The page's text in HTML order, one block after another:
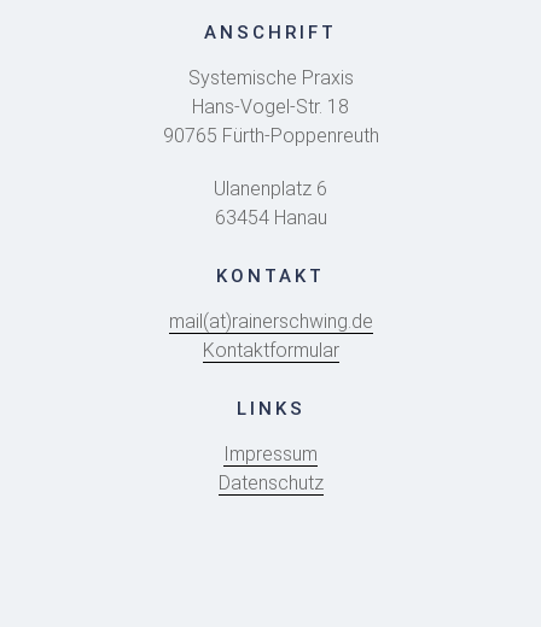
ANSCHRIFT
Systemische Praxis
Hans-Vogel-Str. 18
90765 Fürth-Poppenreuth
Ulanenplatz 6
63454 Hanau
KONTAKT
mail(at)rainerschwing.de
Kontaktformular
LINKS
Impressum
Datenschutz